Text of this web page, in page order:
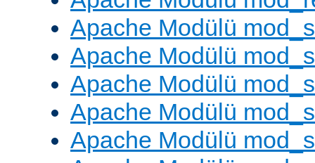
Apache Modülü
Apache Modülü
Apache Modülü
Apache Modülü
Apache Modülü